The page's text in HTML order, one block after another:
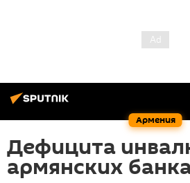
Армения
Дефицита
армянских